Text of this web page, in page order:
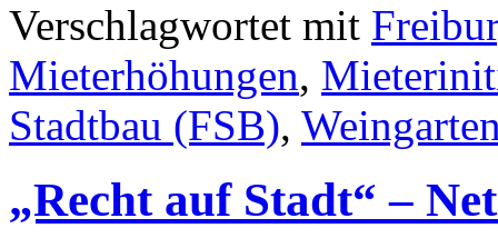
Verschlagwortet mit
Mieterhöhungen,
Stadtbau (FSB),
„Recht auf Stadt“ –